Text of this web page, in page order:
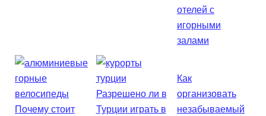
отелей с
игорными
залами
Почему стоит
Разрешено ли в
Турции играть в
Как
организовать
незабываемый